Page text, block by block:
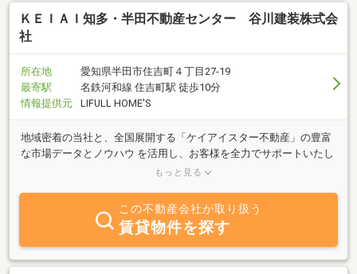
ＫＥＩＡＩ知多・半田不動産センター 谷川建装株式会
社
所在地
愛知県半田市住吉町４丁目27-19
最寄駅
名鉄河和線 住吉町駅 徒歩10分
情報提供元
LIFULL HOME'S
地域密着の当社と、全国展開する「ケイアイスター不動産」の豊富
な市場データとノウハウ を活用し、お客様を全力でサポートいたし
ます。リフォーム業も営む当社だからこその幅広いご提案をさせて
もっと見る
この不動産会社が取り扱う
賃貸物件を探す